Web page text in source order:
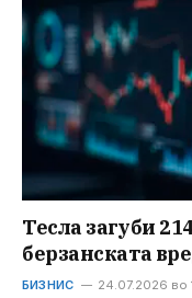
Тесла загуби
берзанската
БИЗНИС 24.07.2026 во